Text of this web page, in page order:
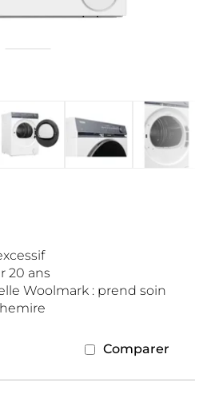
20 ans
Woolmark : prend soin
Comparer